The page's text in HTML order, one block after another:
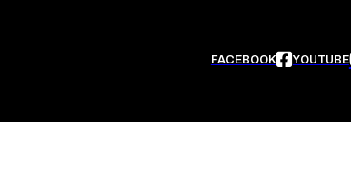
FACEBOOK YOUTUBE